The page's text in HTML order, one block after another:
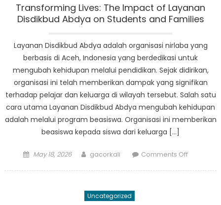
dan
Inisiatif
Sedang
Transforming Lives: The Impact of Layanan
Disdikbud Abdya on Students and Families
Layanan Disdikbud Abdya adalah organisasi nirlaba yang
berbasis di Aceh, Indonesia yang berdedikasi untuk
mengubah kehidupan melalui pendidikan. Sejak didirikan,
organisasi ini telah memberikan dampak yang signifikan
terhadap pelajar dan keluarga di wilayah tersebut. Salah satu
cara utama Layanan Disdikbud Abdya mengubah kehidupan
adalah melalui program beasiswa. Organisasi ini memberikan
beasiswa kepada siswa dari keluarga […]
Posted
May 18, 2026 Author
gacorkali Comments Offon
Uncategorized